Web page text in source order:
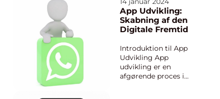
foretage betalinger
sikkert og hurtigt ved
hjælp af deres
artikel vil udforske
funktionerne i Google
Pay App og vigti...
App Udvikling:
Skabning af den
Digitale Fremtid
Introduktion til App
Udvikling App
udvikling er en
afgørende proces i